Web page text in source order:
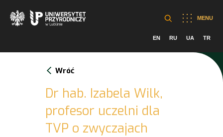
MENU
EN RU UA TR
Wróć
Dr hab. Izabela Wilk,
profesor uczelni dla
TVP o zwyczajach